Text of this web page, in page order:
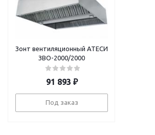
Зонт вентиляционный АТЕСИ
ЗВО-2000/2000
91 893 ₽
Под заказ